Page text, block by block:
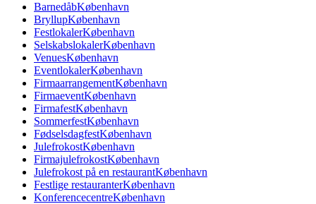
BarnedåbKøbenhavn
BryllupKøbenhavn
FestlokalerKøbenhavn
SelskabslokalerKøbenhavn
VenuesKøbenhavn
EventlokalerKøbenhavn
FirmaarrangementKøbenhavn
FirmaeventKøbenhavn
FirmafestKøbenhavn
SommerfestKøbenhavn
FødselsdagfestKøbenhavn
JulefrokostKøbenhavn
FirmajulefrokostKøbenhavn
Julefrokost på en restaurantKøbenhavn
Festlige restauranterKøbenhavn
KonferencecentreKøbenhavn